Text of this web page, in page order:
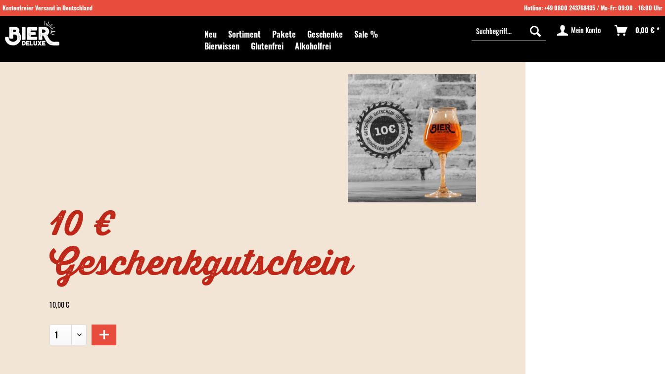
Kostenfreier Versand in Deutschland Hotline:+49 0800 243768435 / Mo-Fr: 09:00 - 16:00 Uhr
Neu Sortiment Pakete Geschenke
Sale %
Bierwissen
Glutenfrei Alkoholfrei
Mein Konto 0,00 € *
Newsletter abonnieren
10 €
Geschenkgutschein
10,00 €